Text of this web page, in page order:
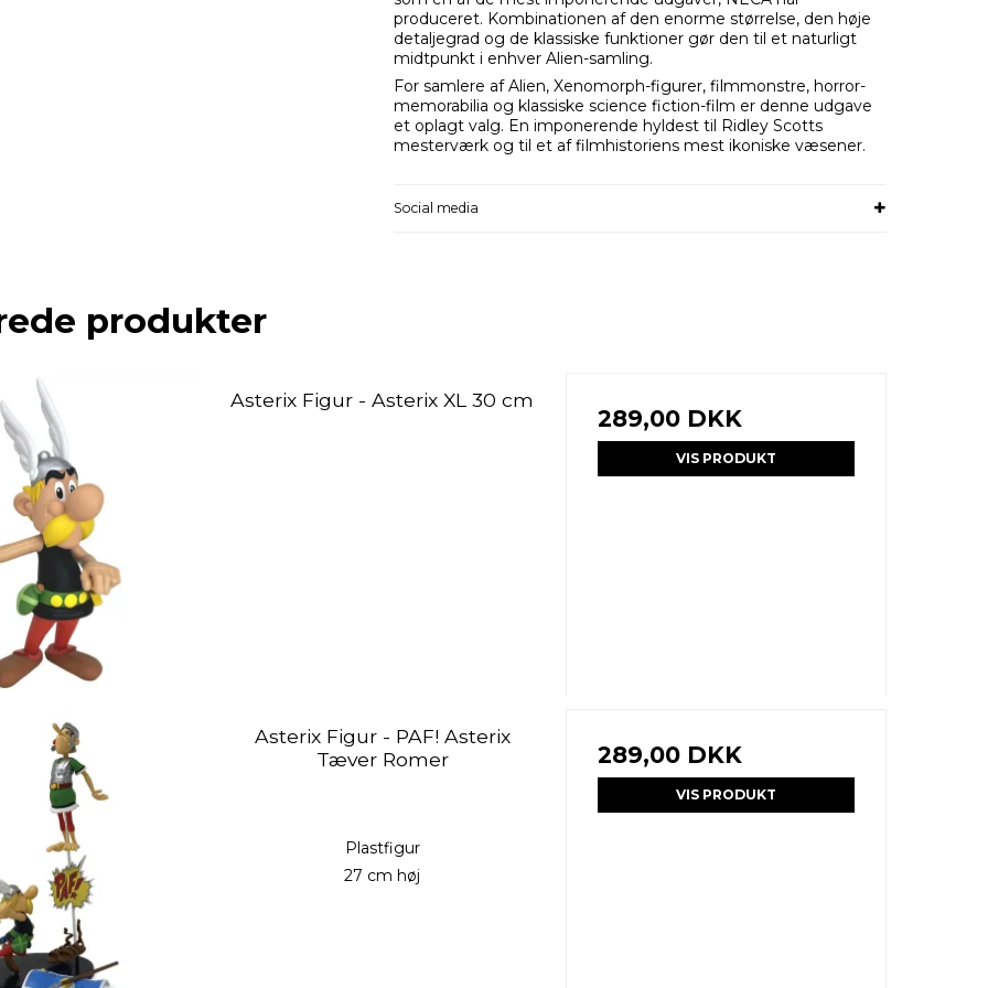
produceret. Kombinationen af den enorme størrelse, den høje
detaljegrad og de klassiske funktioner gør den til et naturligt
midtpunkt i enhver Alien-samling.
For samlere af Alien, Xenomorph-figurer, filmmonstre, horror-
memorabilia og klassiske science fiction-film er denne udgave
et oplagt valg. En imponerende hyldest til Ridley Scotts
mesterværk og til et af filmhistoriens mest ikoniske væsener.
Social media
produkter
Asterix Figur - Asterix XL 30 cm
289,00 DKK
VIS PRODUKT
Asterix Figur - PAF! Asterix
Tæver Romer
Plastfigur
27 cm høj
289,00 DKK
VIS PRODUKT